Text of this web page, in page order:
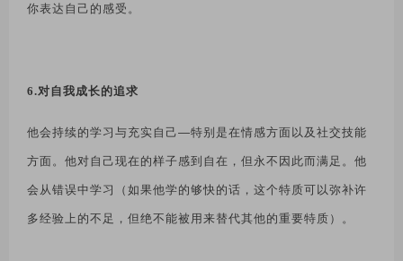
你表达自己的感受。
6.对自我成长的追求
他会持续的学习与充实自己—特别是在情感方面以及社交技能
方面。他对自己现在的样子感到自在，但永不因此而满足。他
会从错误中学习（如果他学的够快的话，这个特质可以弥补许
多经验上的不足，但绝不能被用来替代其他的重要特质）。